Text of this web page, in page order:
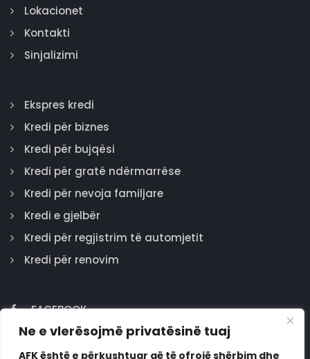
Ne e vlerësojmë privatësinë tuaj
AFK është e përkushtuar që të ofrojë shërbim dhe
Lokacionet
Kontakti
Sinjalizimi
Ekspres kredi
Kredi për biznes
Kredi për bujqësi
Kredi për gratë ndërmarrëse
Kredi për nevoja familjare
Kredi e gjelbër
Kredi për regjistrim të automjetit
Kredi për renovim
FACEBOOK
GOOGLE
INSTAGRAM